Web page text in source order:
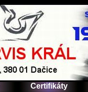
Certifikáty